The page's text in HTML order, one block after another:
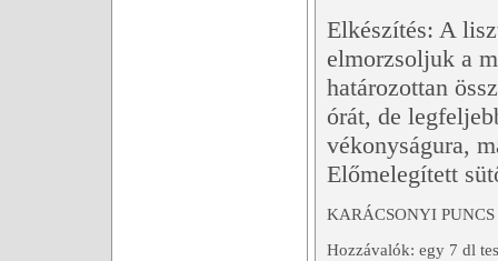
Elkészítés: A
elmorzsoljuk a
határozottan
órát, de
vékonyságura,
Előmelegített
KARÁCSONYI PUNCS
Hozzávalók: egy 7 dl